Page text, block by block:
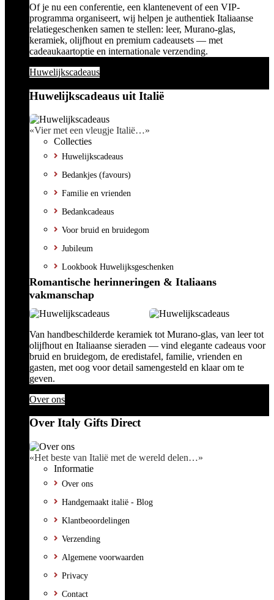
Of je nu een conferentie, een klantenevent of een VIP-
programma organiseert, wij helpen je authentiek Italiaanse
relatiegeschenken samen te stellen: leer, Murano-glas,
keramiek, olijfhout en premium cadeausets — met
cadeaukaartoptie en internationale verzending.
Huwelijkscadeaus
Huwelijkscadeaus uit Italië
«Vier met een vleugje Italië…»
Collecties
Huwelijkscadeaus
Bedankjes (favours)
Familie en vrienden
Bedankcadeaus
Voor bruid en bruidegom
Jubileum
Lookbook Huwelijksgeschenken
Romantische herinneringen & Italiaans
vakmanschap
Van handbeschilderde keramiek tot Murano-glas, van leer tot
olijfhout en Italiaanse sieraden — vind elegante cadeaus voor
bruid en bruidegom, de eredistafel, familie, vrienden en
gasten, met oog voor detail samengesteld en klaar om te
geven.
Over ons
Over Italy Gifts Direct
«Het beste van Italië met de wereld delen…»
Informatie
Over ons
Handgemaakt italië - Blog
Klantbeoordelingen
Verzending
Algemene voorwaarden
Privacy
Contact